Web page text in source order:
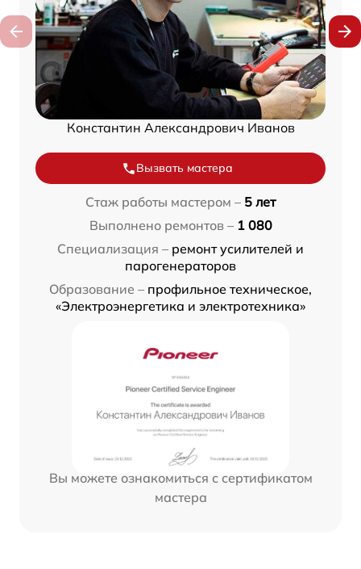
Константин Александрович Иванов
Вызвать мастера
Стаж работы мастером – 5 лет
Выполнено ремонтов – 1 080
Специализация – ремонт усилителей и
парогенераторов
Образование – профильное техническое,
«Электроэнергетика и электротехника»
Вы можете ознакомиться с сертификатом
мастера